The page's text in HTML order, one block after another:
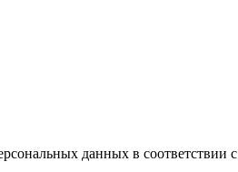
данных в соответствии с